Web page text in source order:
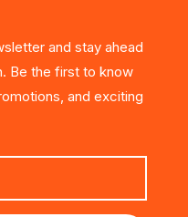
and stay ahead
Be the first to know
and exciting